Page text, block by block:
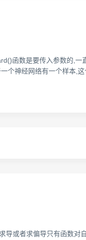
函数是要传入参数的,一
个神经网络有一个样本,
导或者求偏导只有函数对